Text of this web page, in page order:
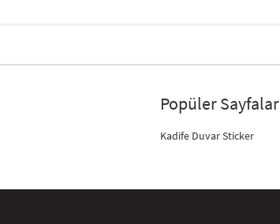
Popüler Sayfalar
Kadife Duvar Sticker